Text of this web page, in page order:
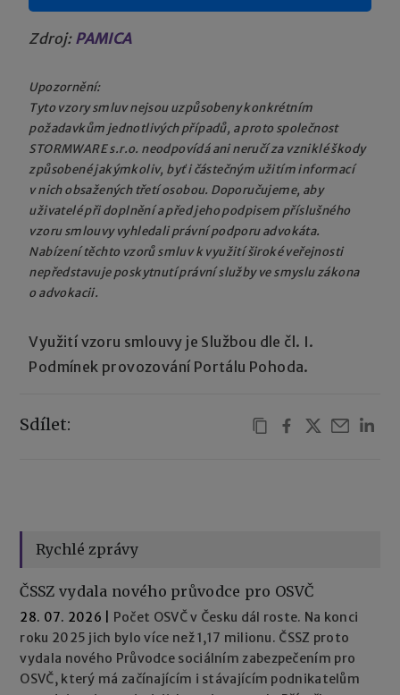
Zdroj: PAMICA
Upozornění:
Tyto vzory smluv nejsou uzpůsobeny konkrétním
požadavkům jednotlivých případů, a proto společnost
STORMWARE s.r.o. neodpovídá ani neručí za vzniklé škody
způsobené jakýmkoliv, byť i částečným užitím informací
v nich obsažených třetí osobou. Doporučujeme, aby
uživatelé při doplnění a před jeho podpisem příslušného
vzoru smlouvy vyhledali právní podporu advokáta.
Nabízení těchto vzorů smluv k využití široké veřejnosti
nepředstavuje poskytnutí právní služby ve smyslu zákona
o advokacii.
Využití vzoru smlouvy je Službou dle čl. I.
Podmínek provozování Portálu Pohoda.
Sdílet:
Rychlé zprávy
ČSSZ vydala nového průvodce pro OSVČ
28. 07. 2026
Počet OSVČ v Česku dál roste. Na konci
roku 2025 jich bylo více než 1,17 milionu. ČSSZ proto
vydala nového Průvodce sociálním zabezpečením pro
OSVČ, který má začínajícím i stávajícím podnikatelům